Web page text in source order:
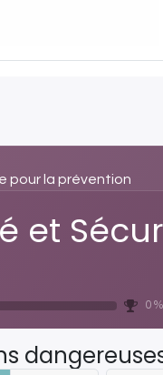
pour la prévention
et
0 %
: La check-